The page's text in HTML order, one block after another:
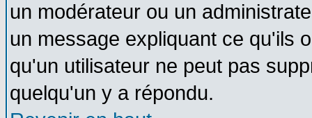
un modérateur ou un
un message expliquant ce qu'ils
qu'un utilisateur ne peut pas
quelqu'un y a répondu.